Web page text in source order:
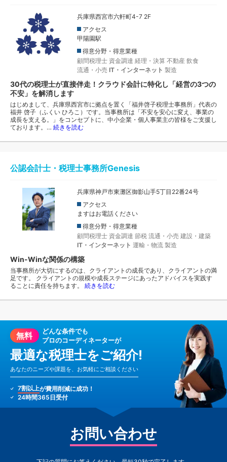
兵庫県西宮市六軒町4-7 2F
アクセス
甲陽園駅
得意分野・得意業種
顧問税理士 資金調達 経理・決算 不動産 飲食
流通・小売 IT・インターネット 製造
30代の税理士が直接伴走！クラウド会計に特化し「経営の3つの
不安」を解消します
はじめまして、兵庫県西宮市に拠点を置く「福井啓子税理士事務所」代表の
福井 啓子（ふくい ひろこ）です。当事務所は「不安を安心に変え、事業の
成長を支える。」をコンセプトに、中小企業・個人事業主の皆様をご支援し
ております。… 続きを読む
公認会計士・税理士事務所Genesis
兵庫県神戸市東灘区御影山手5丁目22番24号
アクセス
ますはお電話ください
得意分野・得意業種
顧問税理士 資金調達 節税 流通・小売 建設・建築
IT・インターネット 運輸・物流 製造
Win-Winな関係の構築
当事務所が大切にするのは、クライアントの成長であり、クライアントの満
足です。 クライアントの規模や成長ステージにあったアドバイスを実践す
ることに責任を持ちます。 続きを読む
無料
どんな条件でも
プロのコーディネーターが
最適な税理士をご紹介!
あなたのニーズや課題を、お気軽にご相談ください
7割以上が費用削減に成功！
24時間365日受付
お問い合わせ